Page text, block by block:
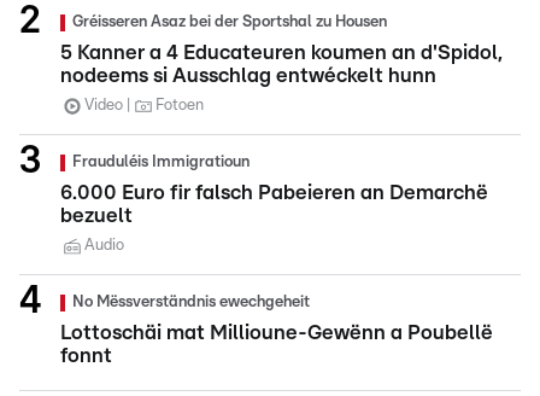
Gréisseren Asaz bei der Sportshal zu Housen
5 Kanner a 4 Educateuren koumen an d'Spidol,
nodeems si Ausschlag entwéckelt hunn
Video Fotoen
Frauduléis Immigratioun
6.000 Euro fir falsch Pabeieren an Demarchë
bezuelt
Audio
No Mëssverständnis ewechgeheit
Lottoschäi mat Millioune-Gewënn a Poubellë
fonnt